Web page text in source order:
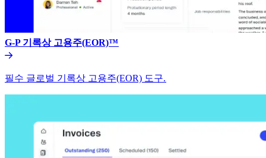
G-P 기록상 고용주(EOR)™​​
필수 글로벌 기록상 고용주(EOR) 도구.​​